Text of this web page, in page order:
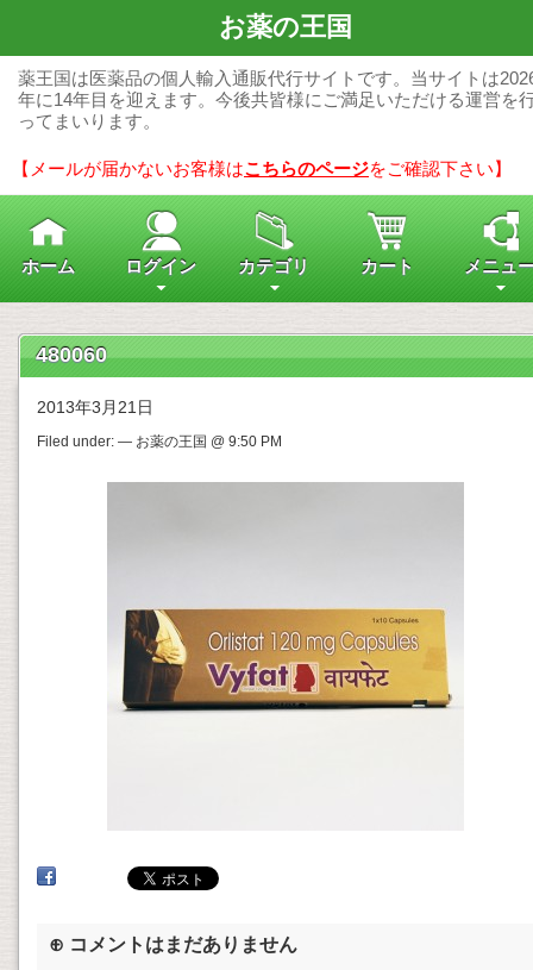
お薬の王国
薬王国は医薬品の個人輸入通販代行サイトです。当サイトは
年に14年目を迎えます。今後共皆様にご満足いただける運営を
ってまいります。
【メールが届かないお客様はこちらのページをご確認下さい】
ホーム ログイン カテゴリ カート メニュ
480060
2013年3月21日
Filed under: — お薬の王国 @ 9:50 PM
⊕ コメントはまだありません